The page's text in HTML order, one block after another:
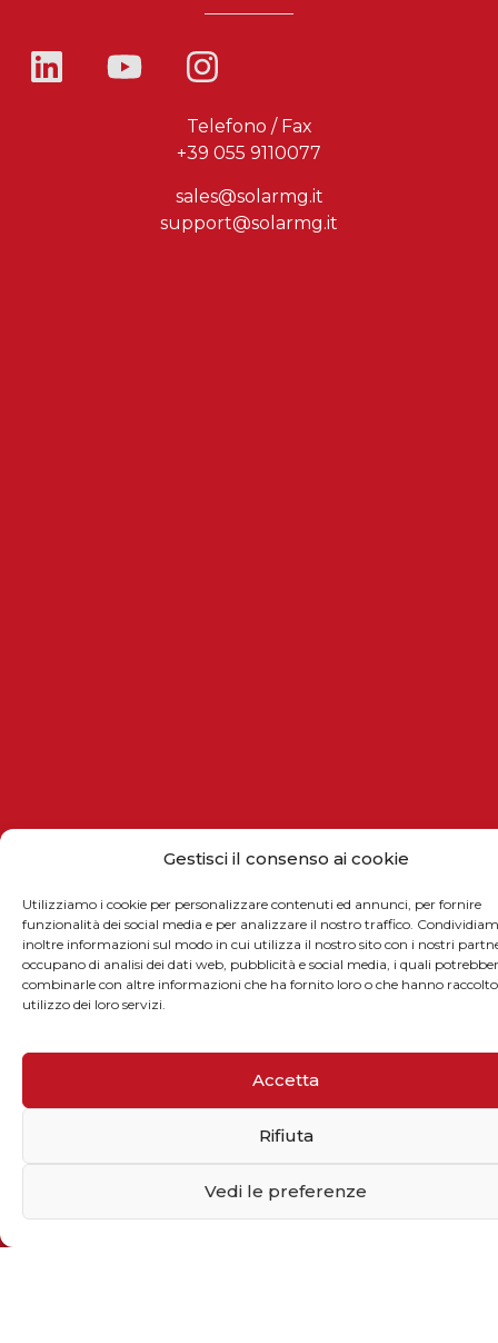
Gestisci il consenso ai cookie
Utilizziamo i cookie per personalizzare contenuti ed annunci, per fornire
funzionalità dei social media e per analizzare il nostro traffico.
inoltre informazioni sul modo in cui utilizza il nostro sito con i nostri
occupano di analisi dei dati web, pubblicità e social media, i quali
combinarle con altre informazioni che ha fornito loro o che hanno
utilizzo dei loro servizi.
Accetta
Rifiuta
Vedi le preferenze
Telefono / Fax
+39 055 9110077
sales@solarmg.it
support@solarmg.it
Iscriviti alla newsletter
Inserisci il tuo indirizzo email
Dimostra di essere umano selezionando